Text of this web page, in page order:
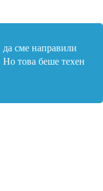
сме направили
това беше техен